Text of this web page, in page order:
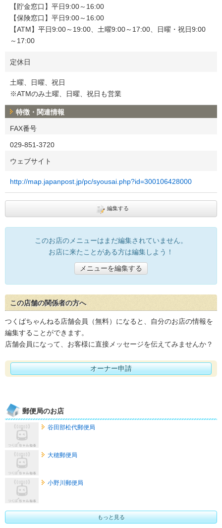
【貯金窓口】平日9:00～16:00
【保険窓口】平日9:00～16:00
【ATM】平日9:00～19:00、土曜9:00～17:00、日曜・祝日9:00
～17:00
定休日
土曜、日曜、祝日
※ATMのみ土曜、日曜、祝日も営業
特徴・関連情報
FAX番号
029-851-3720
ウェブサイト
http://map.japanpost.jp/pc/syousai.php?id=300106428000
編集する
このお店のメニューはまだ編集されていません。
お店に来たことがある方は編集しよう！
メニューを編集する
この店舗の関係者の方へ
つくばちゃんねる店舗会員（無料）になると、自分のお店の情報を
編集することができます。
店舗会員になって、お客様に直接メッセージを伝えてみませんか？
オーナー申請
郵便局のお店
谷田部松代郵便局
大穂郵便局
小野川郵便局
もっと見る